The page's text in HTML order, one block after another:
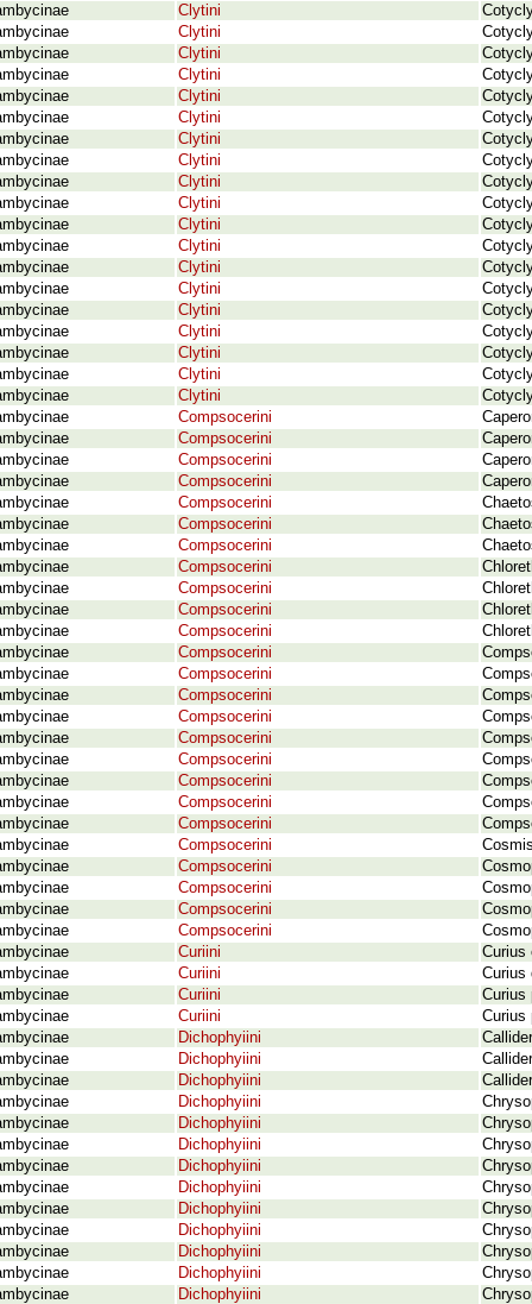
Clytini
Clytini
Clytini
Clytini
Clytini
Clytini
Clytini
Clytini
Clytini
Clytini
Clytini
Clytini
Clytini
Clytini
Clytini
Clytini
Clytini
Clytini
Clytini
Compsocerini
Compsocerini
Compsocerini
Compsocerini
Compsocerini
Compsocerini
Compsocerini
Compsocerini
Compsocerini
Compsocerini
Compsocerini
Compsocerini
Compsocerini
Compsocerini
Compsocerini
Compsocerini
Compsocerini
Compsocerini
Compsocerini
Compsocerini
Compsocerini
Compsocerini
Compsocerini
Compsocerini
Compsocerini
Curiini
Curius
Curiini
Curius
Curiini
Curius
Curiini
Curius
Dichophyiini
Dichophyiini
Dichophyiini
Dichophyiini
Dichophyiini
Dichophyiini
Dichophyiini
Dichophyiini
Dichophyiini
Dichophyiini
Dichophyiini
Dichophyiini
Dichophyiini